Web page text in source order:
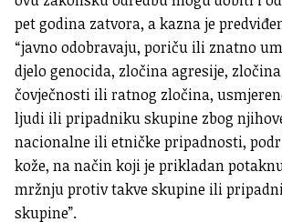
pet godina zatvora, a kazna je
“javno odobravaju, poriču ili znatno
djelo genocida, zločina agresije,
čovječnosti ili ratnog zločina,
ljudi ili pripadniku skupine zbog
nacionalne ili etničke pripadnosti,
kože, na način koji je prikladan
mržnju protiv takve skupine ili
skupine”.